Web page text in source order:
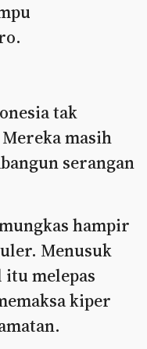
tak
masih
serangan
hampir
Menusuk
melepas
kiper